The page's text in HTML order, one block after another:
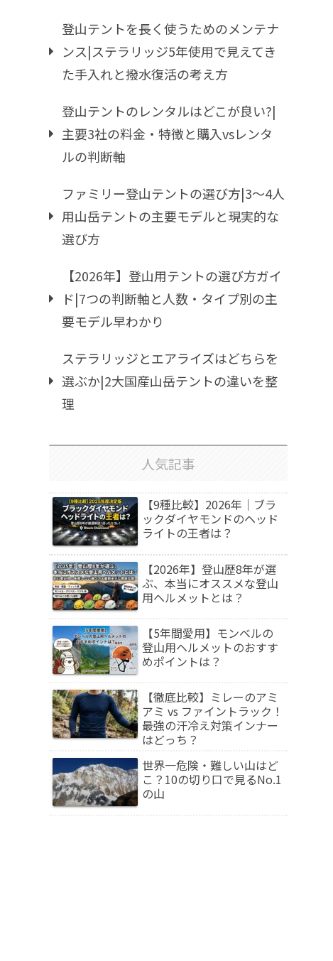
登山テントを長く使うためのメンテナ
ンス|ステラリッジ5年使用で見えてき
た手入れと撥水復活の考え方
登山テントのレンタルはどこが良い?|
主要3社の料金・特徴と購入vsレンタ
ルの判断軸
ファミリー登山テントの選び方|3〜4人
用山岳テントの主要モデルと現実的な
選び方
【2026年】登山用テントの選び方ガイ
ド|7つの判断軸と人数・タイプ別の主
要モデル早わかり
ステラリッジとエアライズはどちらを
選ぶか|2大国産山岳テントの違いを整
理
人気記事
【9種比較】2026年｜ブラ
ックダイヤモンドのヘッド
ライトの王者は？
【2026年】登山歴8年が選
ぶ、本当にオススメな登山
用ヘルメットとは？
【5年間愛用】モンベルの
登山用ヘルメットのおすす
めポイントは？
【徹底比較】ミレーのアミ
アミ vs ファイントラック！
最強の汗冷え対策インナー
はどっち？
世界一危険・難しい山はど
こ？10の切り口で見るNo.1
の山